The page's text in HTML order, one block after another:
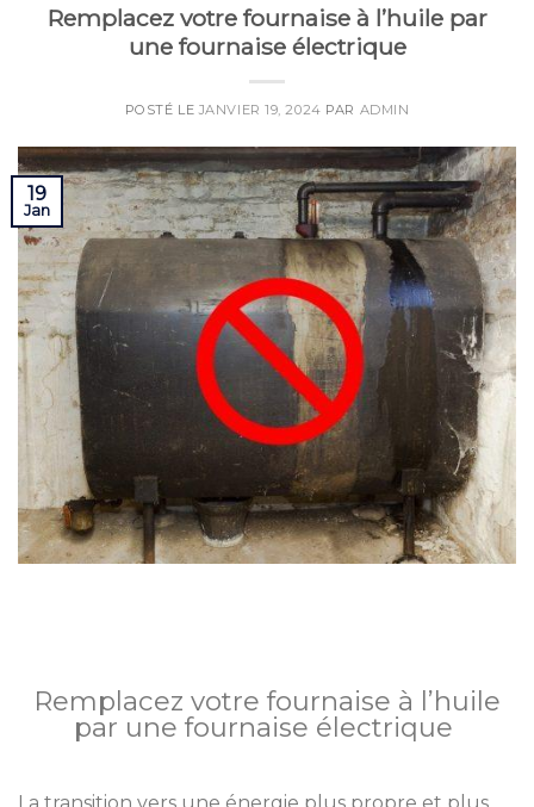
Remplacez votre fournaise à l’huile par
une fournaise électrique
POSTÉ LEJANVIER 19, 2024 PAR ADMIN
19
Jan
Remplacez votre fournaise à l’huile
par une fournaise électrique